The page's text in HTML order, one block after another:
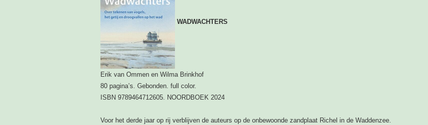
WADWACHTERS
Erik van Ommen en Wilma Brinkhof
80 pagina’s. Gebonden. full color.
ISBN 9789464712605. NOORDBOEK 2024
Voor het derde jaar op rij verblijven de auteurs op de onbewoonde zandplaat Richel in de Waddenzee.